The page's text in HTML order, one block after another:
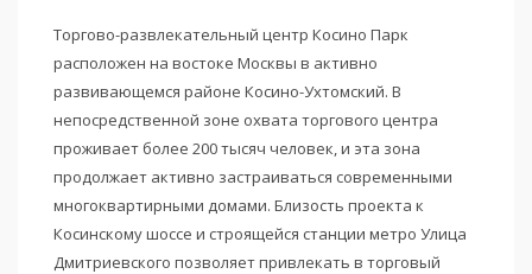
Торгово-развлекательный центр Косино Парк
расположен на востоке Москвы в активно
развивающемся районе Косино-Ухтомский. В
непосредственной зоне охвата торгового центра
проживает более 200 тысяч человек, и эта зона
продолжает активно застраиваться современными
многоквартирными домами. Близость проекта к
Косинскому шоссе и строящейся станции метро Улица
Дмитриевского позволяет привлекать в торговый